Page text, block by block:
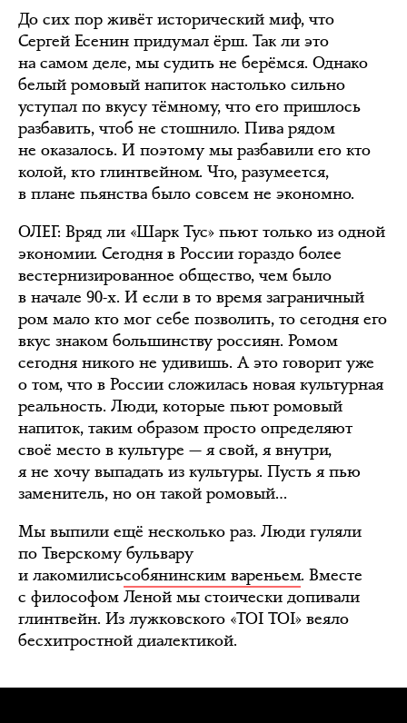
До сих пор живёт исторический миф, что
Сергей Есенин придумал ёрш. Так ли это
на самом деле, мы судить не берёмся. Однако
белый ромовый напиток настолько сильно
уступал по вкусу тёмному, что его пришлось
разбавить, чтоб не стошнило. Пива рядом
не оказалось. И поэтому мы разбавили его кто
колой, кто глинтвейном. Что, разумеется,
в плане пьянства было совсем не экономно.
ОЛЕГ: Вряд ли «Шарк Тус» пьют только из одной
экономии. Сегодня в России гораздо более
вестернизированное общество, чем было
в начале 90-х. И если в то время заграничный
ром мало кто мог себе позволить, то сегодня его
вкус знаком большинству россиян. Ромом
сегодня никого не удивишь. А это говорит уже
о том, что в России сложилась новая культурная
реальность. Люди, которые пьют ромовый
напиток, таким образом просто определяют
своё место в культуре — я свой, я внутри,
я не хочу выпадать из культуры. Пусть я пью
заменитель, но он такой ромовый…
Мы выпили ещё несколько раз. Люди гуляли
по Тверскому бульвару
и лакомилисьсобянинским вареньем. Вместе
с философом Леной мы стоически допивали
глинтвейн. Из лужковского «TOI TOI» веяло
бесхитростной диалектикой.